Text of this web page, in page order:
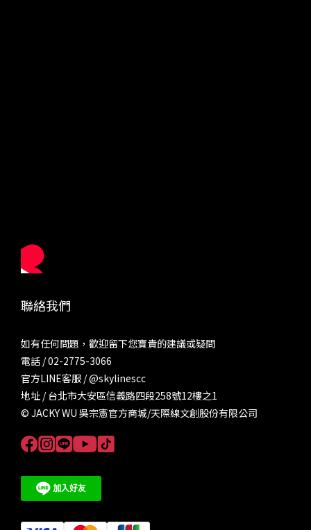
聯絡我們
如有任何問題，歡迎留下您寶貴的建議或疑問
電話 / 02-2775-3066
官方LINE客服 /@skylinescc
地址 / 台北市大安區信義路四段258號12樓之1
© JACKY WU 吳宗憲官方商城/天際線文創股份有限公司